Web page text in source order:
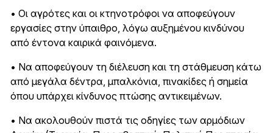
• Οι αγρότες και οι κτηνοτρόφοι να αποφεύγουν
εργασίες στην ύπαιθρο, λόγω αυξημένου κινδύνου
από έντονα καιρικά φαινόμενα.
• Να αποφεύγουν τη διέλευση και τη στάθμευση κάτω
από μεγάλα δέντρα, μπαλκόνια, πινακίδες ή σημεία
όπου υπάρχει κίνδυνος πτώσης αντικειμένων.
• Να ακολουθούν πιστά τις οδηγίες των αρμόδιων